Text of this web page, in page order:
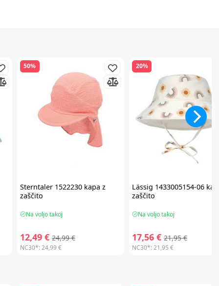
50%
Sterntaler1522230 kapa z
zaščito
Na voljo takoj
12,49 € 24,99 €
NC30*:24,99 €
20%
Lässig 1433005154-06
zaščito
Na voljo takoj
17,56 € 21,95 €
NC30*:21,95 €